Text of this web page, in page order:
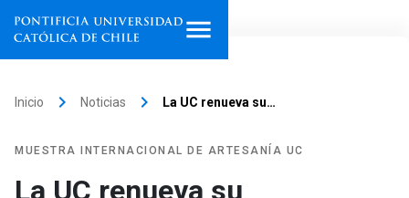
Inicio keyboard_arrow_right Noticias keyboard_arrow_right La UC renueva su…
MUESTRA INTERNACIONAL DE ARTESANÍA UC
La UC renueva su